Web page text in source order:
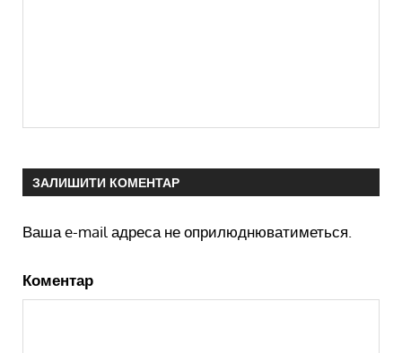
ЗАЛИШИТИ КОМЕНТАР
Ваша e-mail адреса не оприлюднюватиметься.
Коментар